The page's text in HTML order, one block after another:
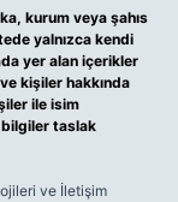
kurum veya şahıs
yalnızca kendi
yer alan içerikler
kişiler hakkında
ile isim
taslak
ve İletişim